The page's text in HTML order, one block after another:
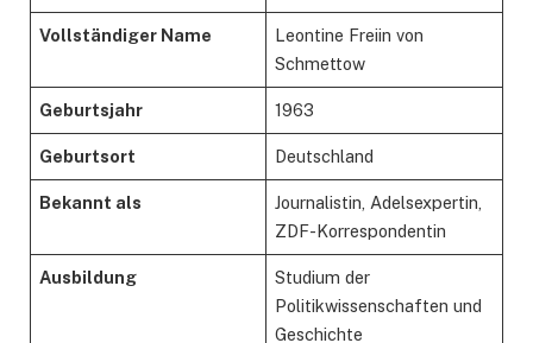
Vollständiger Name
Leontine Freiin von
Schmettow
Geburtsjahr 1963
Geburtsort Deutschland
Bekannt als
Journalistin, Adelsexpertin,
ZDF-Korrespondentin
Ausbildung
Studium der
Politikwissenschaften und
Geschichte